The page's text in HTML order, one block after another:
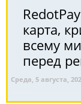
карта,
всему
перед
Среда, 5 августа,